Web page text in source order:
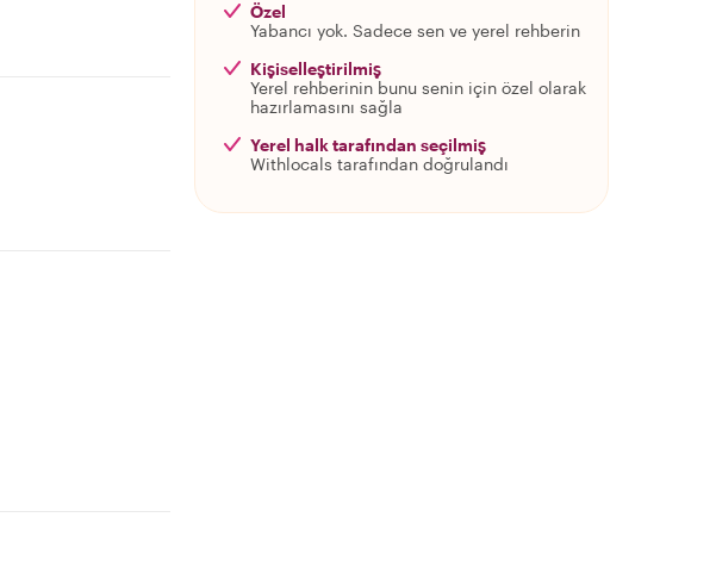
Özel
Yabancı yok. Sadece sen ve yerel rehberin
Kişiselleştirilmiş
Yerel rehberinin bunu senin için özel olarak
hazırlamasını sağla
Yerel halk tarafından seçilmiş
Withlocals tarafından doğrulandı